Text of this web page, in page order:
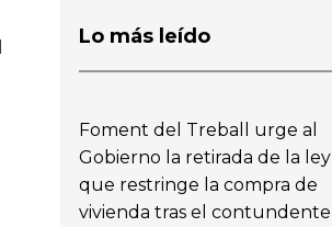
Lo más leído
Foment del Treball urge al
Gobierno la retirada de la ley
que restringe la compra de
vivienda tras el contundente